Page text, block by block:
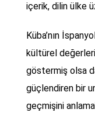
içerik, dilin ülke
Küba’nın
kültürel
göstermiş olsa
güçlendiren bir
geçmişini